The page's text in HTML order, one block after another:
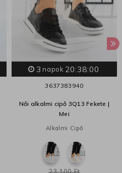
3 napok 20:38:00
3637383940
Női alkalmi cipő 3Q13 Fekete |
Mei
Alkalmi Cipő